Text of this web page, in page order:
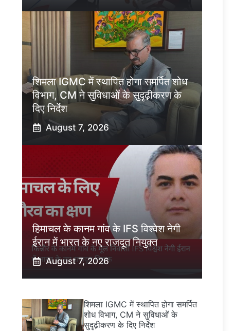
शिमला IGMC में स्थापित होगा समर्पित शोध
विभाग, CM ने सुविधाओं के सुदृढ़ीकरण के
दिए निर्देश
August 7, 2026
हिमाचल के कानम गांव के IFS विश्वेश नेगी
ईरान में भारत के नए राजदूत नियुक्त
August 7, 2026
शिमला IGMC में स्थापित होगा समर्पित
शोध विभाग, CM ने सुविधाओं के
सुदृढ़ीकरण के दिए निर्देश